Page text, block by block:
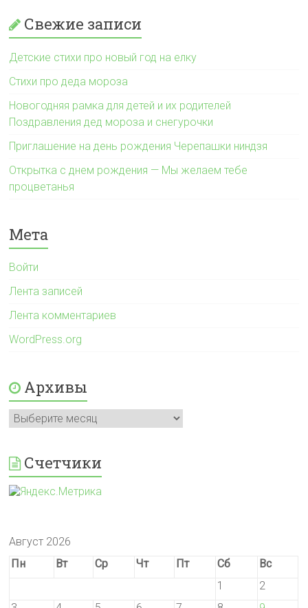
Свежие записи
Детские стихи про новый год на елку
Стихи про деда мороза
Новогодняя рамка для детей и их родителей
Поздравления дед мороза и снегурочки
Приглашение на день рождения Черепашки ниндзя
Открытка с днем рождения — Мы желаем тебе
процветанья
Мета
Войти
Лента записей
Лента комментариев
WordPress.org
Архивы
Архивы
Счетчики
Август 2026
Пн
Вт Ср Чт Пт Сб
Вс
1
2